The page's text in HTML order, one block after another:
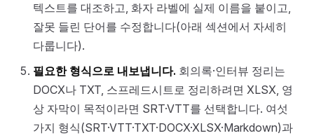
텍스트를 대조하고, 화자 라벨에 실제 이름을 붙이고,
잘못 들린 단어를 수정합니다(아래 섹션에서 자세히
다룹니다).
필요한 형식으로 내보냅니다. 회의록·인터뷰 정리는
DOCX나 TXT, 스프레드시트로 정리하려면 XLSX, 영
상 자막이 목적이라면 SRT·VTT를 선택합니다. 여섯
가지 형식(SRT·VTT·TXT·DOCX·XLSX·Markdown)과